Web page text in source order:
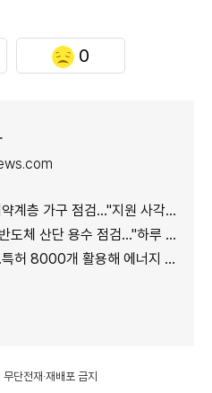
0
가구 점검…"지원 사각지대 최소화"
용수 점검…"하루 30만t 재이용수 공급"
개 활용해 에너지 유니콘 키운다
단전재·재배포 금지